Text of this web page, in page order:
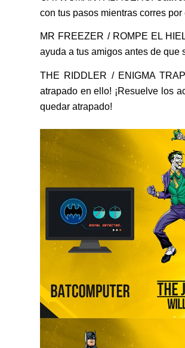
con tus pasos mientras corres
MR FREEZER / ROMPE EL
ayuda a tus amigos antes de que
THE RIDDLER / ENIGMA
atrapado en ello! ¡Resuelve los
quedar atrapado!